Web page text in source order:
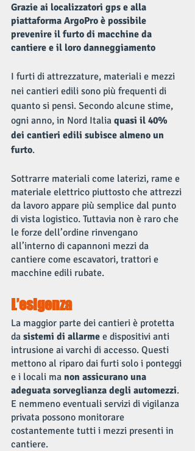
Grazie ai localizzatori gps e alla
piattaforma ArgoPro è possibile
prevenire il furto di macchine da
cantiere e il loro danneggiamento
I furti di attrezzature, materiali e mezzi
nei cantieri edili sono più frequenti di
quanto si pensi. Secondo alcune stime,
ogni anno, in Nord Italia quasi il 40%
dei cantieri edili subisce almeno un
furto.
Sottrarre materiali come laterizi, rame e
materiale elettrico piuttosto che attrezzi
da lavoro appare più semplice dal punto
di vista logistico. Tuttavia non è raro che
le forze dell’ordine rinvengano
all’interno di capannoni mezzi da
cantiere come escavatori, trattori e
macchine edili rubate.
L’esigenza
La maggior parte dei cantieri è protetta
da sistemi di allarme e dispositivi anti
intrusione ai varchi di accesso. Questi
mettono al riparo dai furti solo i ponteggi
e i locali ma non assicurano una
adeguata sorveglianza degli automezzi.
E nemmeno eventuali servizi di vigilanza
privata possono monitorare
costantemente tutti i mezzi presenti in
cantiere.